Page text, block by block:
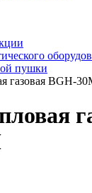
пушки
газовая BGH-